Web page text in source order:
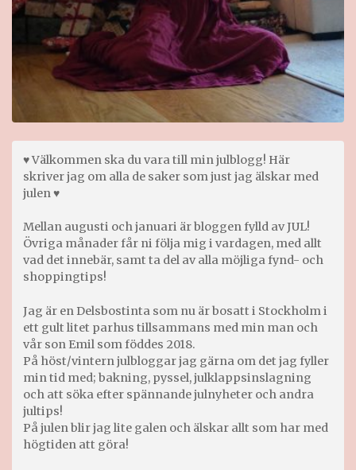
♥ Välkommen ska du vara till min julblogg! Här
skriver jag om alla de saker som just jag älskar med
julen ♥
Mellan augusti och januari är bloggen fylld av JUL!
Övriga månader får ni följa mig i vardagen, med allt
vad det innebär, samt ta del av alla möjliga fynd- och
shoppingtips!
Jag är en Delsbostinta som nu är bosatt i Stockholm i
ett gult litet parhus tillsammans med min man och
vår son Emil som föddes 2018.
På höst/vintern julbloggar jag gärna om det jag fyller
min tid med; bakning, pyssel, julklappsinslagning
och att söka efter spännande julnyheter och andra
jultips!
På julen blir jag lite galen och älskar allt som har med
högtiden att göra!